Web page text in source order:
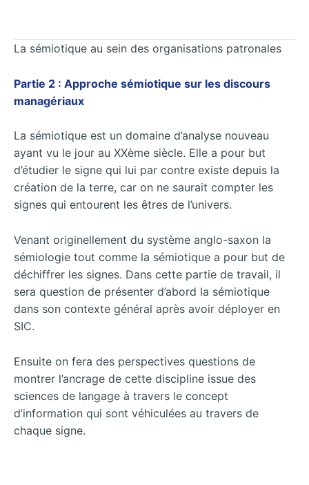
La sémiotique au sein des organisations patronales
Partie 2 : Approche sémiotique sur les discours
managériaux
La sémiotique est un domaine d’analyse nouveau
ayant vu le jour au XXème siècle. Elle a pour but
d’étudier le signe qui lui par contre existe depuis la
création de la terre, car on ne saurait compter les
signes qui entourent les êtres de l’univers.
Venant originellement du système anglo-saxon la
sémiologie tout comme la sémiotique a pour but de
déchiffrer les signes. Dans cette partie de travail, il
sera question de présenter d’abord la sémiotique
dans son contexte général après avoir déployer en
SIC.
Ensuite on fera des perspectives questions de
montrer l’ancrage de cette discipline issue des
sciences de langage à travers le concept
d’information qui sont véhiculées au travers de
chaque signe.